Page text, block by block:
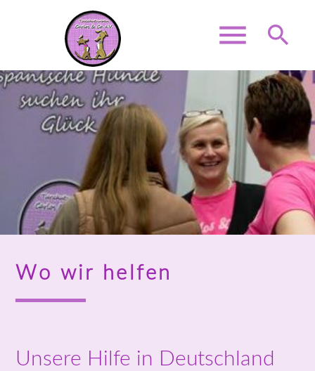
menu search
Suchbegriffe SUCHEN
Wo wir helfen
Unsere Hilfe in Deutschland